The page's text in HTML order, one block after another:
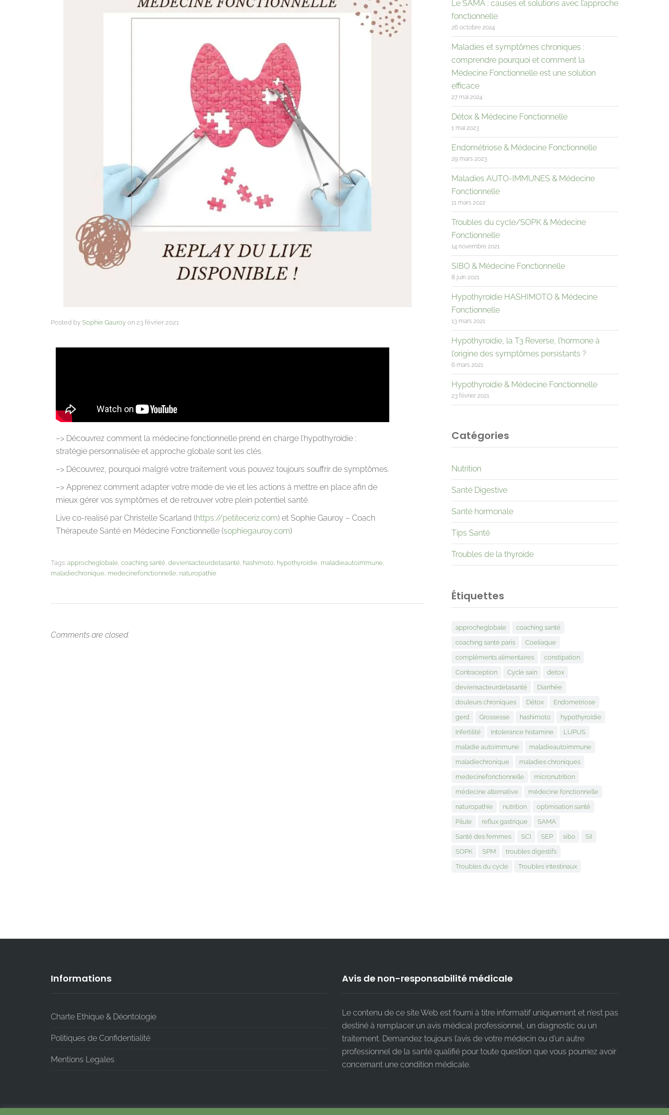
Posted by Sophie Gauroy on 23 février 2021
–> Découvrez comment la médecine fonctionnelle prend en charge l’hypothyroïdie :
stratégie personnalisée et approche globale sont les clés.
–> Découvrez, pourquoi malgré votre traitement vous pouvez toujours souffrir de symptômes.
–> Apprenez comment adapter votre mode de vie et les actions à mettre en place afin de
mieux gérer vos symptômes et de retrouver votre plein potentiel santé.
Live co-realisé par Christelle Scarland (https://petiteceriz.com) et Sophie Gauroy – Coach
Thérapeute Santé en Médecine Fonctionnelle (sophiegauroy.com)
Tags: approcheglobale coaching santé deviensacteurdetasanté hashimoto hypothyroïdie maladieautoimmune
maladiechronique medecinefonctionnelle naturopathie
Comments are closed.
Le SAMA : causes et solutions avec l’approche
fonctionnelle
26 octobre 2024
Maladies et symptômes chroniques :
comprendre pourquoi et comment la
Médecine Fonctionnelle est une solution
efficace
27 mai 2024
Détox & Médecine Fonctionnelle
1 mai 2023
Endométriose & Médecine Fonctionnelle
29 mars 2023
Maladies AUTO-IMMUNES & Médecine
Fonctionnelle
11 mars 2022
Troubles du cycle/SOPK & Médecine
Fonctionnelle
14 novembre 2021
SIBO & Médecine Fonctionnelle
8 juin 2021
Hypothyroïdie HASHIMOTO & Médecine
Fonctionnelle
13 mars 2021
Hypothyroïdie, la T3 Reverse, l’hormone à
l’origine des symptômes persistants ?
6 mars 2021
Hypothyroïdie & Médecine Fonctionnelle
23 février 2021
Catégories
Nutrition
Santé Digestive
Santé hormonale
Tips Santé
Troubles de la thyroide
Étiquettes
approcheglobale
coaching santé
coaching santé paris
Coeliaque
compléments alimentaires
constipation
Contraception
Cycle sain
detox
deviensacteurdetasanté
Diarrhée
douleurs chroniques
Détox
Endometriose
gerd
Grossesse hashimoto
hypothyroïdie
Infertilité
Intolerance histamine
LUPUS
maladie autoimmune
maladieautoimmune
maladiechronique
maladies chroniques
medecinefonctionnelle
micronutrition
médecine alternative
médecine fonctionnelle
naturopathie
nutrition
optimisation santé
Pilule
reflux gastrique
SAMA
Santé des femmes
SCI SEP sibo
SII
SOPK
SPM
troubles digestifs
Troubles du cycle
Troubles intestinaux
Informations
Charte Ethique & Déontologie
Politiques de Confidentialité
Mentions Legales
Avis de non-responsabilité médicale
Le contenu de ce site Web est fourni à titre informatif uniquement et n’est pas
destiné à remplacer un avis médical professionnel, un diagnostic ou un
traitement. Demandez toujours l’avis de votre médecin ou d’un autre
professionnel de la santé qualifié pour toute question que vous pourriez avoir
concernant une condition médicale.